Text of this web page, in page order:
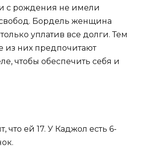
с рождения не имели
Бордель женщина
уплатив все долги. Тем
из них предпочитают
чтобы обеспечить себя и
что ей 17. У Каджол есть 6-